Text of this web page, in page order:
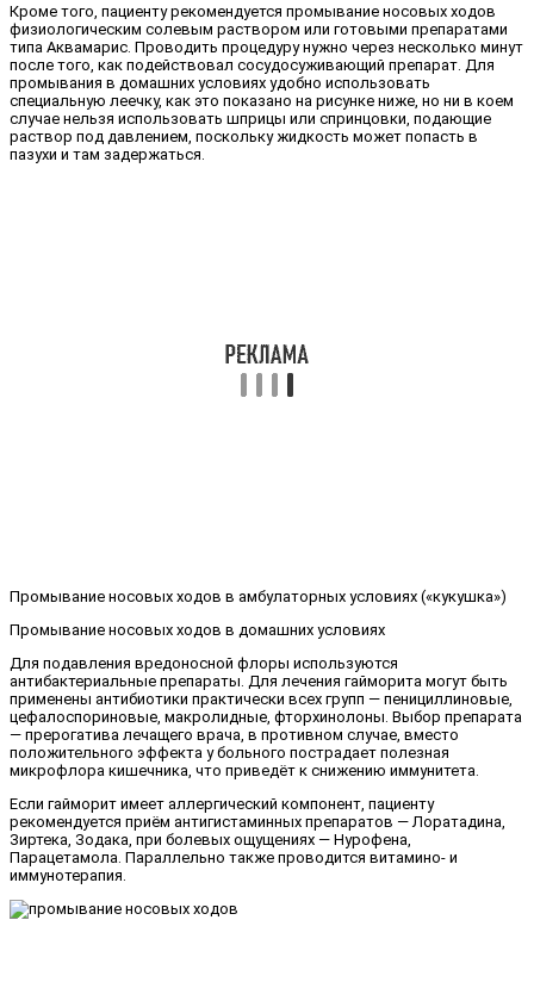
Кроме того, пациенту рекомендуется промывание носовых ходов
физиологическим солевым раствором или готовыми препаратами
типа Аквамарис. Проводить процедуру нужно через несколько минут
после того, как подействовал сосудосуживающий препарат. Для
промывания в домашних условиях удобно использовать
специальную леечку, как это показано на рисунке ниже, но ни в коем
случае нельзя использовать шприцы или спринцовки, подающие
раствор под давлением, поскольку жидкость может попасть в
пазухи и там задержаться.
Промывание носовых ходов в амбулаторных условиях («кукушка»)
Промывание носовых ходов в домашних условиях
Для подавления вредоносной флоры используются
антибактериальные препараты. Для лечения гайморита могут быть
применены антибиотики практически всех групп — пенициллиновые,
цефалоспориновые, макролидные, фторхинолоны. Выбор препарата
— прерогатива лечащего врача, в противном случае, вместо
положительного эффекта у больного пострадает полезная
микрофлора кишечника, что приведёт к снижению иммунитета.
Если гайморит имеет аллергический компонент, пациенту
рекомендуется приём антигистаминных препаратов — Лоратадина,
Зиртека, Зодака, при болевых ощущениях — Нурофена,
Парацетамола. Параллельно также проводится витамино- и
иммунотерапия.